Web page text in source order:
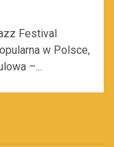
Festival
w Polsce,
–...